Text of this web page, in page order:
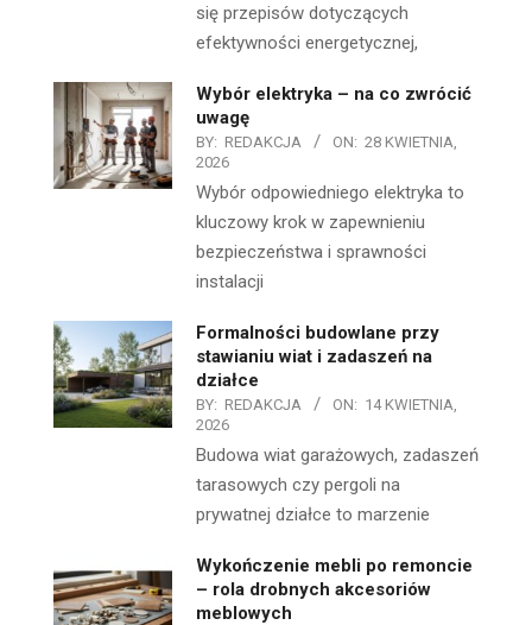
się przepisów dotyczących
efektywności energetycznej,
Wybór elektryka – na co zwrócić
uwagę
BY: REDAKCJA ON: 28 KWIETNIA,
2026
Wybór odpowiedniego elektryka to
kluczowy krok w zapewnieniu
bezpieczeństwa i sprawności
instalacji
Formalności budowlane przy
stawianiu wiat i zadaszeń na
działce
BY: REDAKCJA ON: 14 KWIETNIA,
2026
Budowa wiat garażowych, zadaszeń
tarasowych czy pergoli na
prywatnej działce to marzenie
Wykończenie mebli po remoncie
– rola drobnych akcesoriów
meblowych